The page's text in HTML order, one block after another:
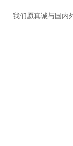
我们愿真诚与国内外